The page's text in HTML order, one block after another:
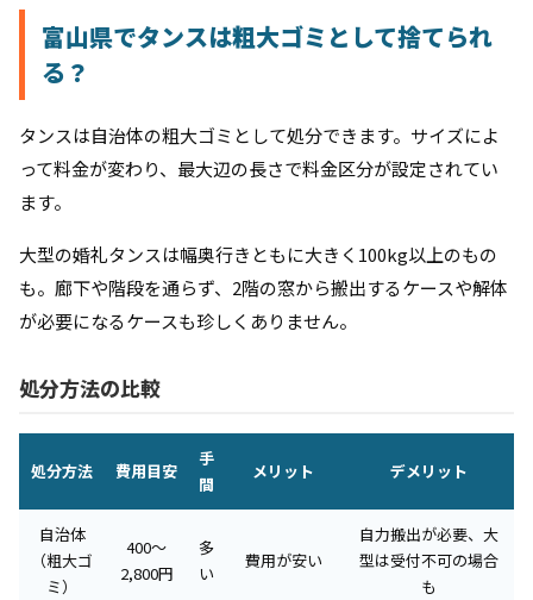
富山県でタンスは粗大ゴミとして捨てられ
る？
タンスは自治体の粗大ゴミとして処分できます。サイズによ
って料金が変わり、最大辺の長さで料金区分が設定されてい
ます。
大型の婚礼タンスは幅奥行きともに大きく100kg以上のもの
も。廊下や階段を通らず、2階の窓から搬出するケースや解体
が必要になるケースも珍しくありません。
処分方法の比較
処分方法 費用目安
手
間
メリット デメリット
自治体
（粗大ゴ
ミ）
400〜
2,800円
多
い
費用が安い
自力搬出が必要、大
型は受付不可の場合
も